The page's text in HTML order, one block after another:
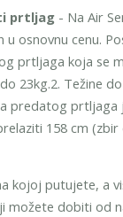
prtljag - Na Air
u osnovnu cenu.
prtljaga koja se
23kg.2. Težine
predatog prtljaga
158 cm (zbir
kojoj putujete, a
možete dobiti od